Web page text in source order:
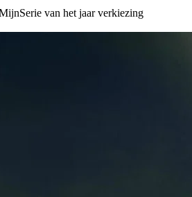
van het jaar verkiezing